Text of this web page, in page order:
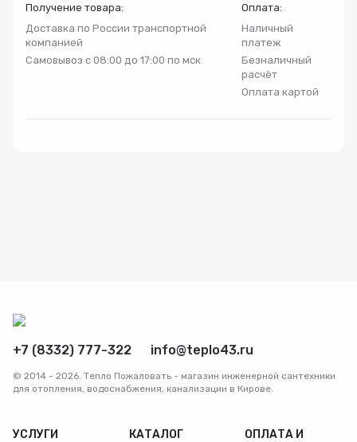
Системы фильтрации
Получение товара:
Доставка по России транспортной
компанией
Самовывоз с 08:00 до 17:00 по мск
Оплата:
Наличный
платеж
Безналичный
расчёт
Оплата картой
+7 (8332) 777-322 info@teplo43.ru
© 2014 - 2026. Тепло Пожаловать - магазин инженерной сантехники
для отопления, водоснабжения, канализации в Кирове.
УСЛУГИ КАТАЛОГ
ОПЛАТА И